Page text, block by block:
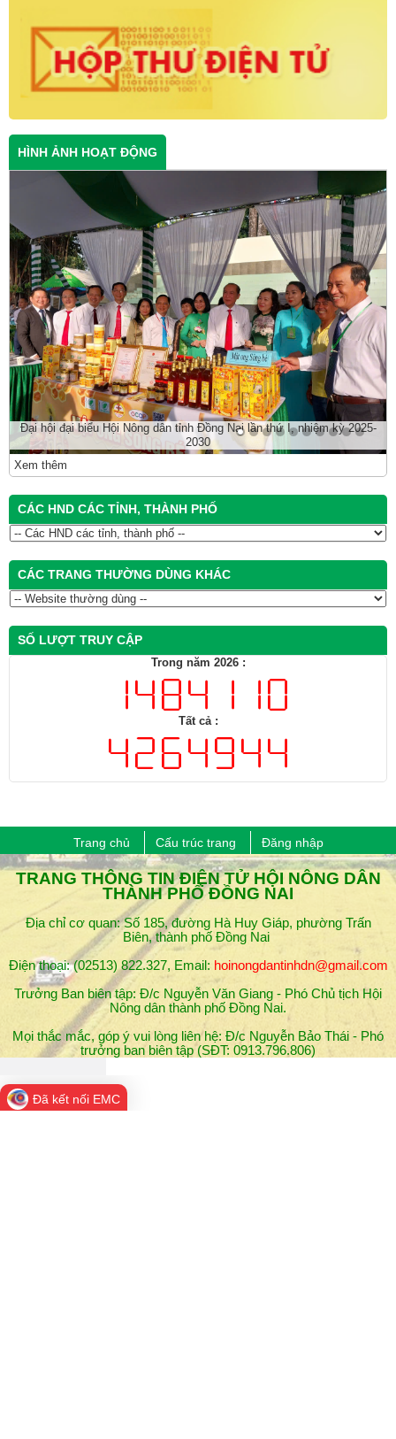
HÌNH ẢNH HOẠT ĐỘNG
Đại hội đại biểu Hội Nông dân tỉnh Đồng Nai lần thứ I, nhiệm kỳ 2025-
2030
Xem thêm
CÁC HND CÁC TỈNH, THÀNH PHỐ
CÁC TRANG THƯỜNG DÙNG KHÁC
SỐ LƯỢT TRUY CẬP
​TRANG THÔNG TIN ĐIỆN TỬ HỘI NÔNG DÂN
THÀNH PHỐ ĐỒNG NAI
Địa chỉ cơ quan: Số 185, đường Hà Huy Giáp, phường Trấn
Biên, thành phố Đồng Nai
Điện thoại: (02513) 822.327, Email: hoinongdantinhdn@gmail.com
Trưởng Ban biên tập: Đ/c Nguyễn Văn Giang - Phó Chủ tịch Hội
Nông dân thành phố ​Đồng Nai.
Mọi thắc mắc, góp ý vui lòng liên hệ: Đ/c Nguyễn Bảo Thái - Phó
trưởng ban biên tập (SĐT: 0913.796.806)